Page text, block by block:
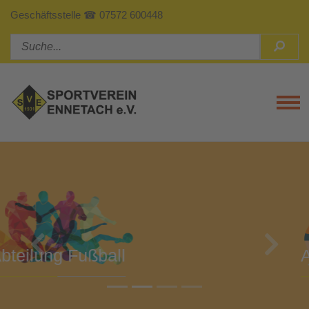
Geschäftsstelle ☎ 07572 600448
Abteilung Turnen
Previous Next